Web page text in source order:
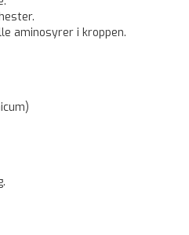
aminosyrer i kroppen.